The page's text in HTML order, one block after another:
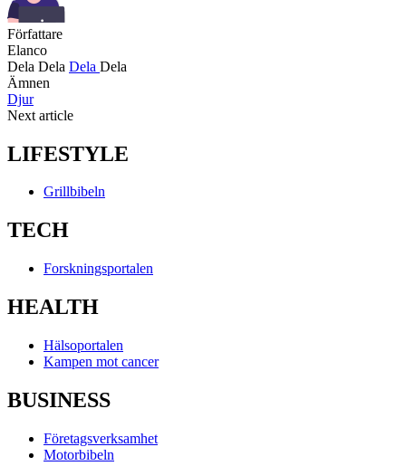
Författare
Elanco
Dela Dela Dela Dela
Ämnen
Djur
Next article
LIFESTYLE
Grillbibeln
TECH
Forskningsportalen
HEALTH
Hälsoportalen
Kampen mot cancer
BUSINESS
Företagsverksamhet
Motorbibeln